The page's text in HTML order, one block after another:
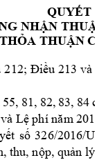
QUYẾT
NHẬN
THỎA THUẬN
212; Điều 213 và
55, 81, 82, 83, 84
và Lệ phí năm
số 326/2016/
, thu, nộp, quản lý